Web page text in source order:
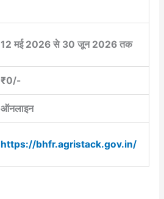
12 मई 2026 से 30 जून 2026 तक
₹0/-
ऑनलाइन
https://bhfr.agristack.gov.in/